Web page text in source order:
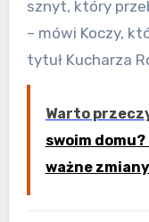
sznyt, który
– mówi Koczy,
tytuł Kucharza
Warto
swoim domu?
ważne